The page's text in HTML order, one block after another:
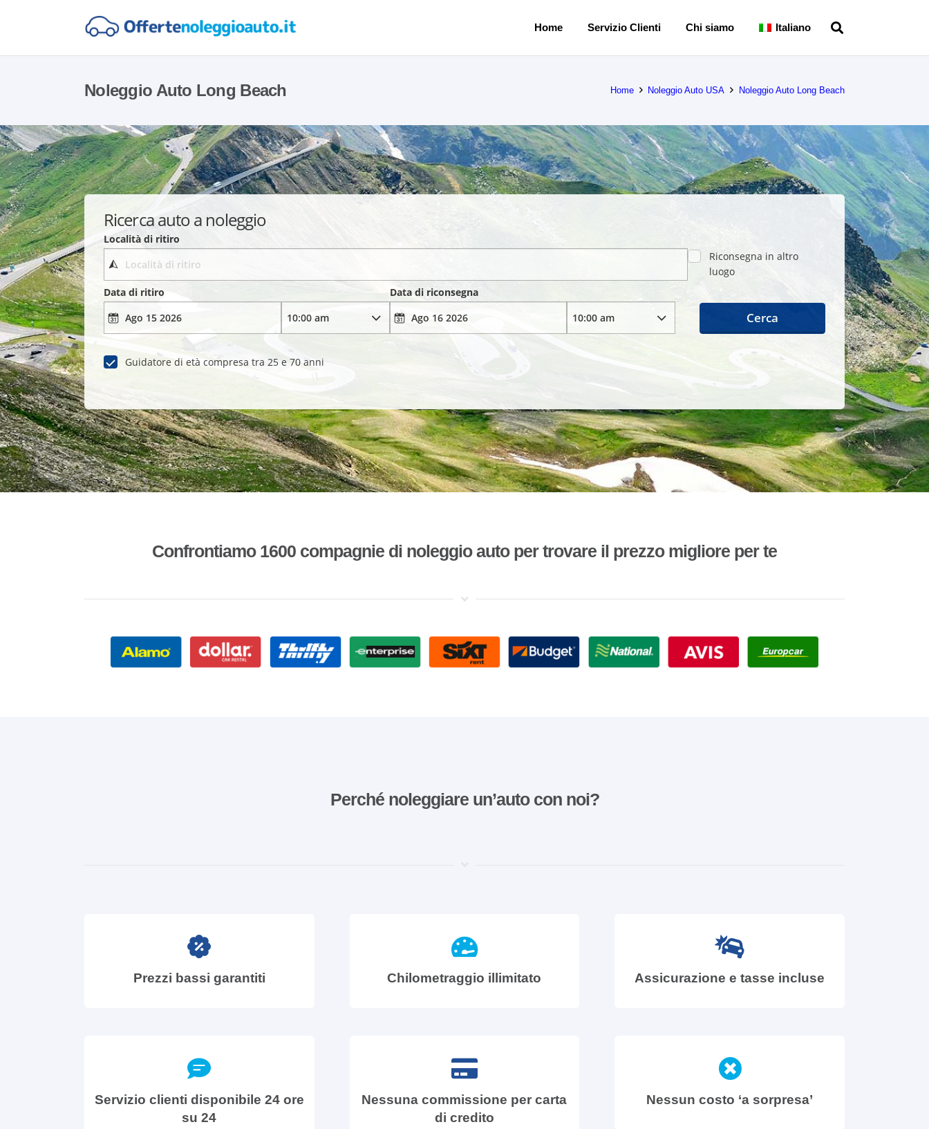
Home Servizio Clienti Chi siamo Italiano
Noleggio Auto Long Beach Home Noleggio Auto USA Noleggio Auto Long Beach
Ricerca auto a noleggio
Località di ritiro
Riconsegna in altro
luogo
Data di ritiro
Data di riconsegna
Guidatore di età compresa tra 25 e 70 anni
Cerca
Confrontiamo 1600 compagnie di noleggio auto per trovare il prezzo migliore per te
Perché noleggiare un’auto con noi?
Prezzi bassi garantiti Chilometraggio illimitato Assicurazione e tasse incluse
Servizio clienti disponibile 24 ore
su 24
Nessuna commissione per carta
di credito
Nessun costo ‘a sorpresa’